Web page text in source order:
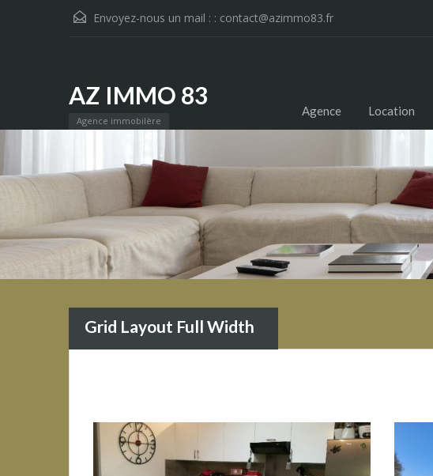
Envoyez-nous un mail : : contact@azimmo83.fr
AZ IMMO 83
Agence immobilère
Agence Location
Grid Layout Full Width